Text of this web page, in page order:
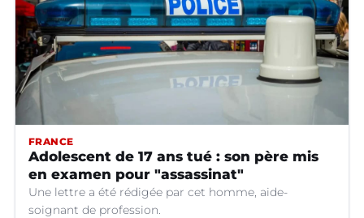
FRANCE
Adolescent de 17 ans tué : son père mis
en examen pour "assassinat"
Une lettre a été rédigée par cet homme, aide-
soignant de profession.